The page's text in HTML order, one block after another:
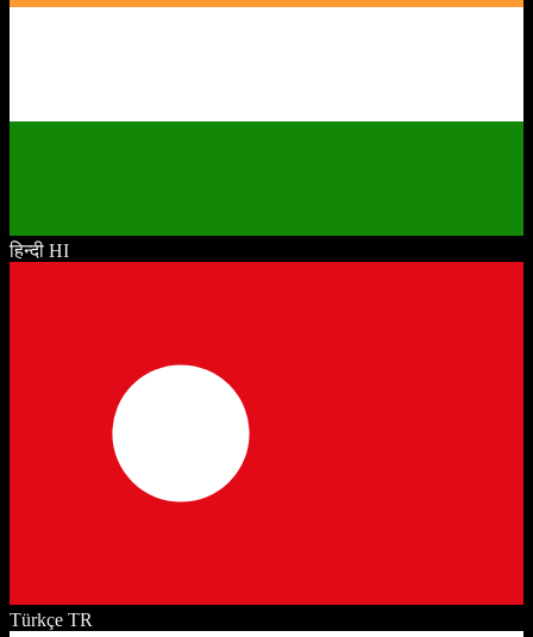
हिन्दी HI
Türkçe TR